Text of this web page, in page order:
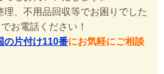
、不用品回収等でお困りでした
お電話ください！
の片付け110番にお気軽にご相談